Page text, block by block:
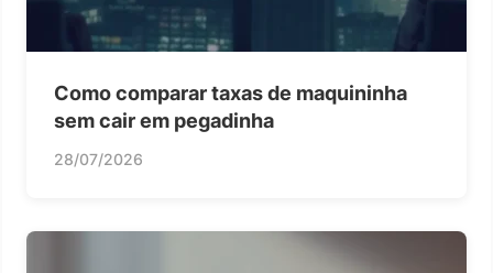
Como comparar taxas de maquininha
sem cair em pegadinha
28/07/2026